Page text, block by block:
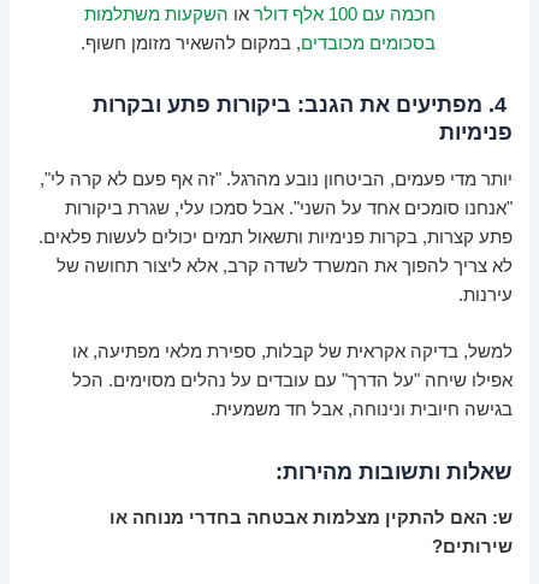
חכמה עם 100 אלף דולר
או השקעות משתלמות
בסכומים מכובדים, במקום להשאיר מזומן חשוף.
4. מפתיעים את הגנב: ביקורות פתע ובקרות
פנימיות
יותר מדי פעמים, הביטחון נובע מהרגל. "זה אף פעם לא קרה לי",
"אנחנו סומכים אחד על השני". אבל סמכו עלי, שגרת ביקורות
פתע קצרות, בקרות פנימיות ותשאול תמים יכולים לעשות פלאים.
לא צריך להפוך את המשרד לשדה קרב, אלא ליצור תחושה של
עירנות.
למשל, בדיקה אקראית של קבלות, ספירת מלאי מפתיעה, או
אפילו שיחה "על הדרך" עם עובדים על נהלים מסוימים. הכל
בגישה חיובית ונינוחה, אבל חד משמעית.
שאלות ותשובות מהירות:
ש: האם להתקין מצלמות אבטחה בחדרי מנוחה או
שירותים?